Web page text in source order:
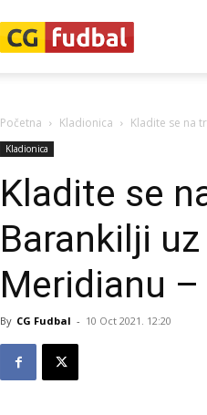
Početna Kladionica Kladite se na
Kladionica
Kladite se
Barankilji
Meridianu –
By CG Fudbal - 10 Oct 2021. 12:20